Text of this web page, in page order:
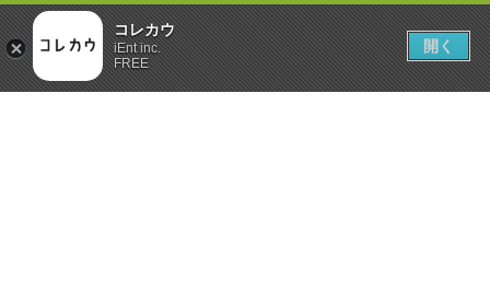
コレカウ
iEnt inc.
FREE
開く